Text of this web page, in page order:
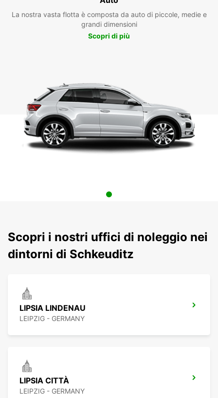
La nostra vasta flotta è composta da auto di piccole, medie e
grandi dimensioni
Scopri di più
Scopri i nostri uffici di noleggio nei
dintorni di Schkeuditz
LIPSIA LINDENAU
LEIPZIG - GERMANY
LIPSIA CITTÀ
LEIPZIG - GERMANY